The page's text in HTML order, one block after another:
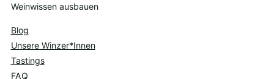
Weinwissen ausbauen
Blog
Unsere Winzer*Innen
Tastings
FAQ